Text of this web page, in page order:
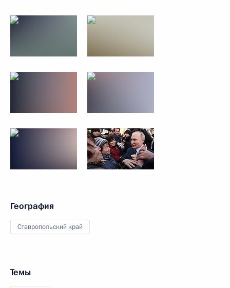
География
Ставропольский край
Темы